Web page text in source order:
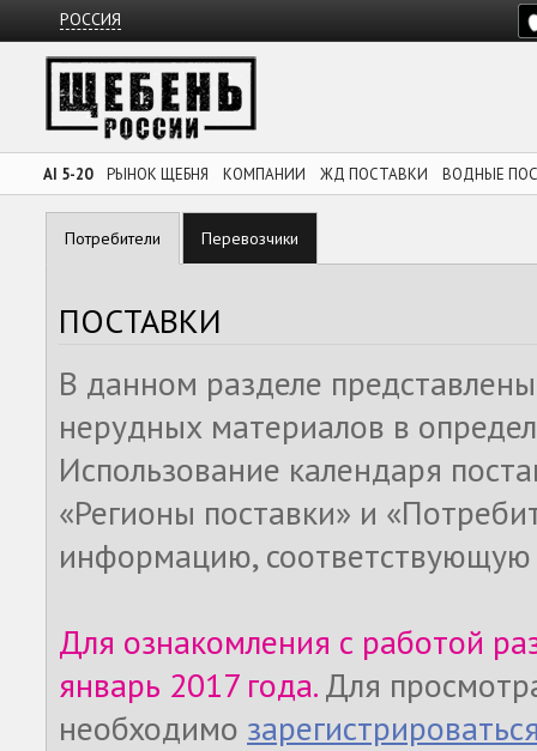
РОССИЯ
AI 5-20 РЫНОК ЩЕБНЯ КОМПАНИИ ЖД ПОСТАВКИ ВОДНЫЕ
Потребители Перевозчики
ПОСТАВКИ
В данном разделе
нерудных материалов в
Использование календаря
«Регионы поставки» и
информацию,
Для ознакомления с работой
январь 2017 года.Для
необходимо